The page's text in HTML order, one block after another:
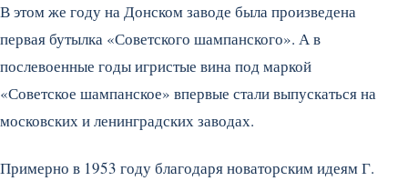
В этом же году на Донском заводе была произведена
первая бутылка «Советского шампанского». А в
послевоенные годы игристые вина под маркой
«Советское шампанское» впервые стали выпускаться на
московских и ленинградских заводах.
Примерно в 1953 году благодаря новаторским идеям Г.